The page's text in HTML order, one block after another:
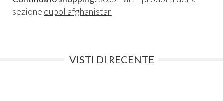
sezione eupol afghanistan
VISTI DI RECENTE